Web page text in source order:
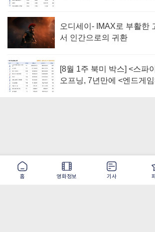
홈 영화정보 기사
오디세이- IMAX로 부활한
서 인간으로의 귀환
[8월 1주 북미 박스] <스파
오프닝, 7년만에 <엔드게